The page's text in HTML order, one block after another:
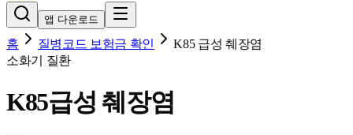
앱 다운로드
홈 질병코드 보험금 확인 K85 급성 췌장염
소화기 질환
K85급성 췌장염